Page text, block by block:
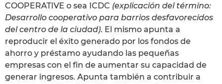
COOPERATIVE o sea ICDC (explicación del término:
Desarrollo cooperativo para barrios desfavorecidos
del centro de la ciudad). El mismo apunta a
reproducir el éxito generado por los fondos de
ahorro y préstamo ayudando las pequeñas
empresas con el fin de aumentar su capacidad de
generar ingresos. Apunta también a contribuir a